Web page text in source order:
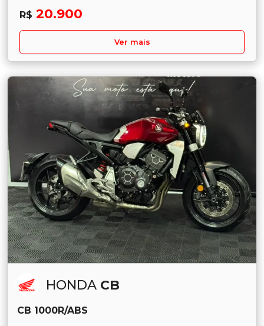
R$ 20.900
Ver mais
HONDA CB
CB 1000R/ABS